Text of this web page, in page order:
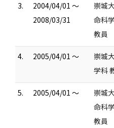
3.
2004/04/01 ～
2008/03/31
崇城
命科
教員
4. 2005/04/01 ～
崇城
学科
5. 2005/04/01 ～
崇城
命科
教員